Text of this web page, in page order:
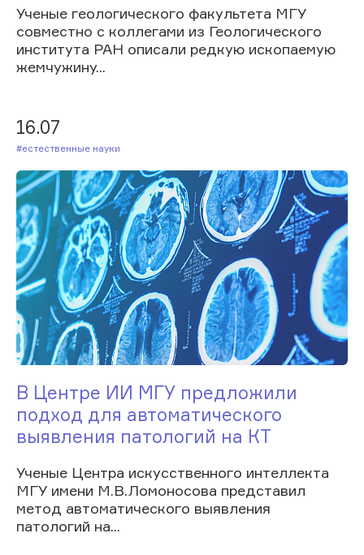
Ученые геологического факультета МГУ
совместно с коллегами из Геологического
института РАН описали редкую ископаемую
жемчужину...
16.07
#Естественные науки
В Центре ИИ МГУ предложили
подход для автоматического
выявления патологий на КТ
Ученые Центра искусственного интеллекта
МГУ имени М.В.Ломоносова представил
метод автоматического выявления
патологий на...